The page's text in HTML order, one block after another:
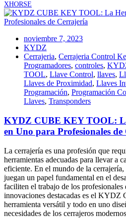
XHORSE
noviembre 7, 2023
KYDZ
Cerrajeria, Cerrajeria Control
Programadores, controles,
TOOL, Llave Control, llaves,
Llaves de Proximidad, Llaves
Programación, Programación
Llaves, Transponders
KYDZ CUBE KEY TOOL:
en Uno para Profesionales
La cerrajería es una profesión que
herramientas adecuadas para llevar a
eficiente. En el mundo de la
juegan un papel fundamental en el
faciliten el trabajo de los profesionales
innovaciones destacadas es el
herramienta versátil y todo en uno
necesidades de los cerrajeros